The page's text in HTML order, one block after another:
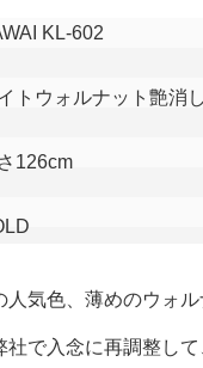
KL-602
トウォルナット艶消
126cm
人気色、薄めのウォ
社で入念に再調整し